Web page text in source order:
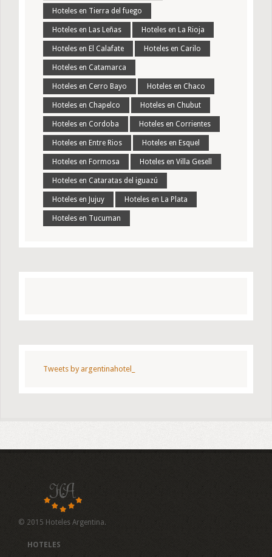
Hoteles en Tierra del fuego
Hoteles en Las Leñas Hoteles en La Rioja
Hoteles en El Calafate Hoteles en Carilo
Hoteles en Catamarca
Hoteles en Cerro Bayo Hoteles en Chaco
Hoteles en Chapelco Hoteles en Chubut
Hoteles en Cordoba Hoteles en Corrientes
Hoteles en Entre Rios Hoteles en Esquel
Hoteles en Formosa Hoteles en Villa Gesell
Hoteles en Cataratas del iguazú
Hoteles en Jujuy Hoteles en La Plata
Hoteles en Tucuman
Tweets by argentinahotel_
© 2015 Hoteles Argentina.
HOTELES